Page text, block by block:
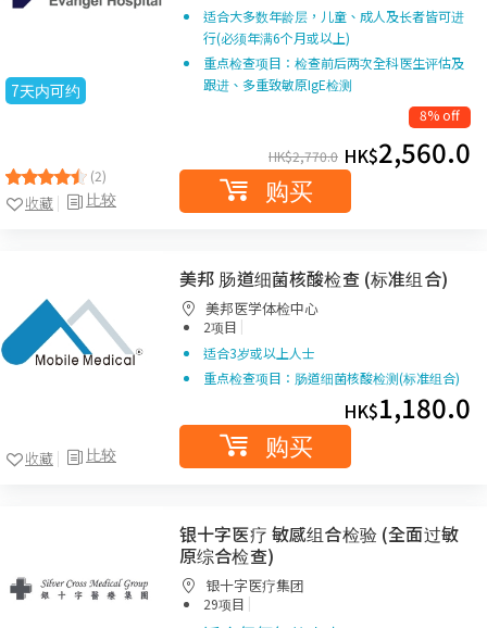
7天内可约
(2)
比较
收藏
适合大多数年龄层，儿童、成人及长者皆可进
行(必须年满6个月或以上)
重点检查项目：检查前后两次全科医生评估及
跟进、多重致敏原IgE检测
8% off
HK$2,770.0 HK$2,560.0
购买
比较
收藏
美邦 肠道细菌核酸检查 (标准组合)
美邦医学体检中心
2项目 |
适合3岁或以上人士
重点检查项目：肠道细菌核酸检测(标准组合)
HK$1,180.0
购买
银十字医疗 敏感组合检验 (全面过敏
原综合检查)
银十字医疗集团
29项目 |